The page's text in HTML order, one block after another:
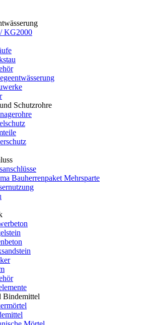
KG2000
Schutzrohre
Bauherrenpaket Mehrsparte
Bindemittel